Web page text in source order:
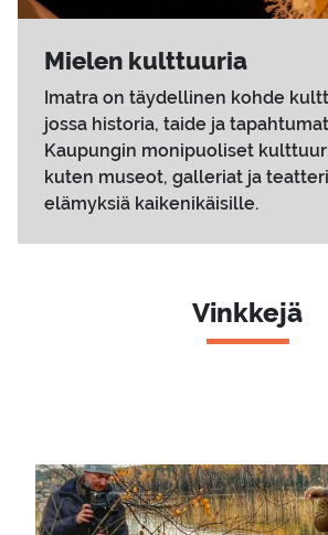
Mie­len kult­tuu­ria
Imatra on täydellinen kohde
jossa historia, taide ja
Kaupungin monipuoliset
kuten museot, galleriat ja
elämyksiä kaikenikäisille.
Vinkkejä
Pääkuva